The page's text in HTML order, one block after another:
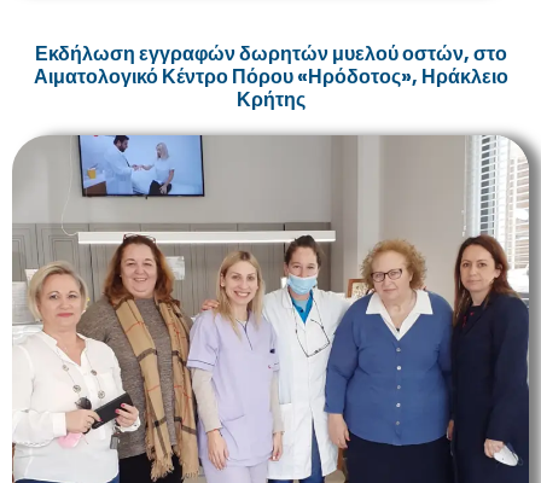
Εκδήλωση εγγραφών δωρητών μυελού οστών, στο
Αιματολογικό Κέντρο Πόρου «Ηρόδοτος», Ηράκλειο
Κρήτης